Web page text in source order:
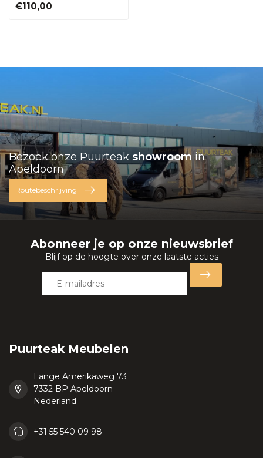
€110,00
Bezoek onze Puurteak showroom in
Apeldoorn
Routebeschrijving
Abonneer je op onze nieuwsbrief
Blijf op de hoogte over onze laatste acties
Puurteak Meubelen
Lange Amerikaweg 73
7332 BP Apeldoorn
Nederland
+31 55 540 09 98